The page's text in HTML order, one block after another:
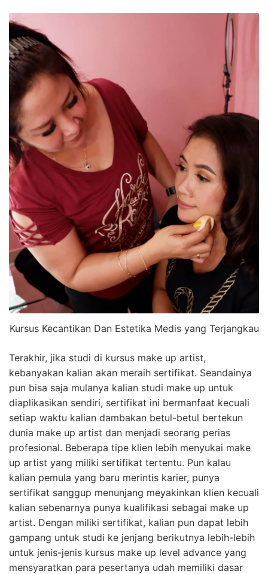
Kursus Kecantikan Dan Estetika Medis yang Terjangkau
Terakhir, jika studi di kursus make up artist,
kebanyakan kalian akan meraih sertifikat. Seandainya
pun bisa saja mulanya kalian studi make up untuk
diaplikasikan sendiri, sertifikat ini bermanfaat kecuali
setiap waktu kalian dambakan betul-betul bertekun
dunia make up artist dan menjadi seorang perias
profesional. Beberapa tipe klien lebih menyukai make
up artist yang miliki sertifikat tertentu. Pun kalau
kalian pemula yang baru merintis karier, punya
sertifikat sanggup menunjang meyakinkan klien kecuali
kalian sebenarnya punya kualifikasi sebagai make up
artist. Dengan miliki sertifikat, kalian pun dapat lebih
gampang untuk studi ke jenjang berikutnya lebih-lebih
untuk jenis-jenis kursus make up level advance yang
mensyaratkan para pesertanya udah memiliki dasar